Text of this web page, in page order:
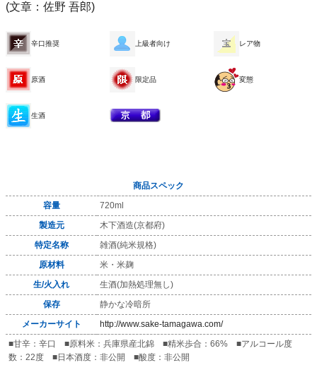
(文章：佐野 吾郎)
辛口推奨 上級者向け レア物
原酒 限定品 変態
生酒
商品スペック
容量
720ml
製造元
木下酒造(京都府)
特定名称
雑酒(純米規格)
原材料
米・米麹
生/火入れ
生酒(加熱処理無し)
保存
静かな冷暗所
メーカーサイト
http://www.sake-tamagawa.com/
■甘辛：辛口 ■原料米：兵庫県産北錦 ■精米歩合：66% ■アルコール度
数：22度 ■日本酒度：非公開 ■酸度：非公開